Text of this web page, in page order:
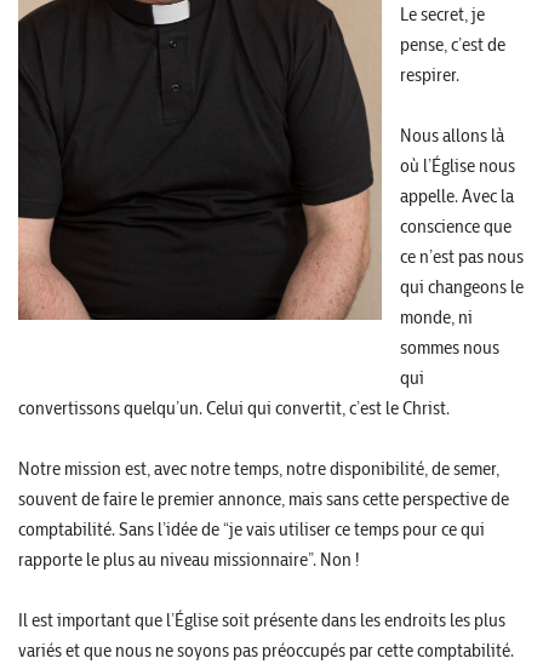
Le secret, je
pense, c’est de
respirer.
Nous allons là
où l’Église nous
appelle. Avec la
conscience que
ce n’est pas nous
qui changeons le
monde, ni
sommes nous
qui
convertissons quelqu’un. Celui qui convertit, c’est le Christ.
Notre mission est, avec notre temps, notre disponibilité, de semer,
souvent de faire le premier annonce, mais sans cette perspective de
comptabilité. Sans l’idée de “je vais utiliser ce temps pour ce qui
rapporte le plus au niveau missionnaire”. Non !
Il est important que l’Église soit présente dans les endroits les plus
variés et que nous ne soyons pas préoccupés par cette comptabilité.